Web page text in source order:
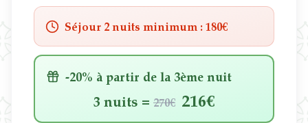
Séjour 2 nuits minimum : 180€
-20% à partir de la 3ème nuit
3 nuits = 270€ 216€